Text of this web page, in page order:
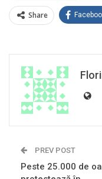
Share
PREV POST
Peste 25.000 de